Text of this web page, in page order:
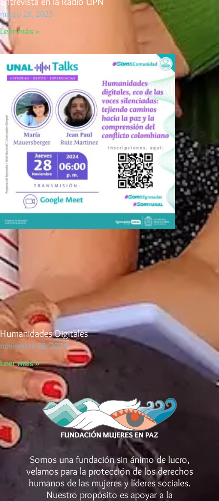
Somos una fundación sin ánimo de lucro,
velamos para la protección de los derechos
humanos de las mujeres y líderes sociales.
Nuestro propósito es apoyar a la
marzo 26, 2025
Leer más »
Humanidades Digitales
noviembre 28, 2024
Leer más »